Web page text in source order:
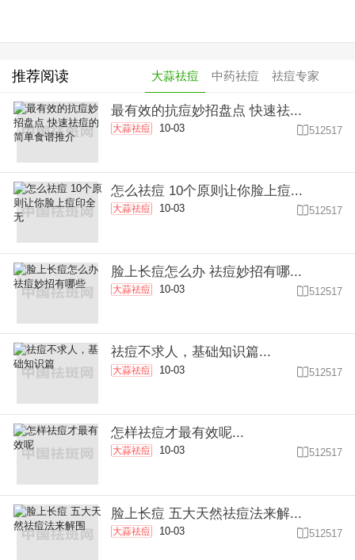
推荐阅读 大蒜祛痘 中药祛痘 祛痘专家
最有效的抗痘妙招盘点 快速祛...
大蒜祛痘 10-03 512517
怎么祛痘 10个原则让你脸上痘...
大蒜祛痘 10-03 512517
脸上长痘怎么办 祛痘妙招有哪...
大蒜祛痘 10-03 512517
祛痘不求人，基础知识篇...
大蒜祛痘 10-03 512517
怎样祛痘才最有效呢...
大蒜祛痘 10-03 512517
脸上长痘 五大天然祛痘法来解...
大蒜祛痘 10-03 512517